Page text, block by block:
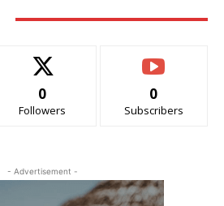
0
Followers
0
Subscribers
- Advertisement -